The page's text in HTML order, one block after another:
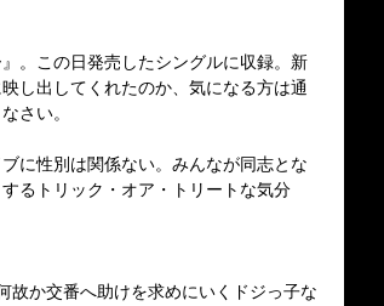
。この日発売したシングルに収録。新
し出してくれたのか、気になる方は通
さい。
に性別は関係ない。みんなが同志とな
るトリック・オア・トリートな気分
故か交番へ助けを求めにいくドジっ子な